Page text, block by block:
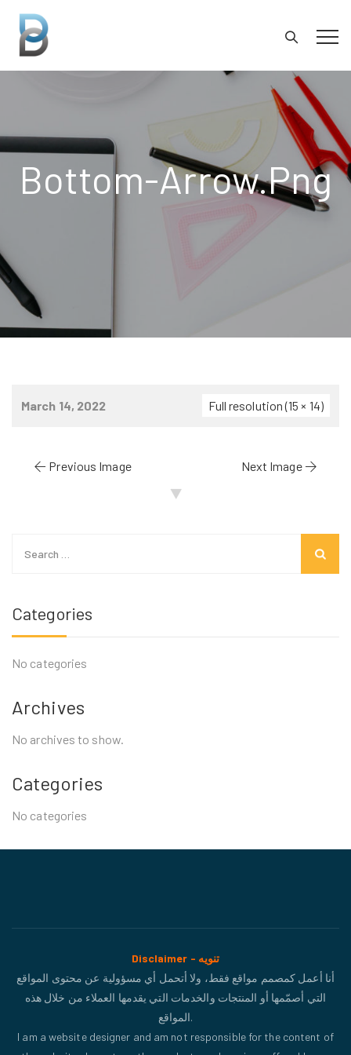
Bottom-Arrow.png
March 14, 2022 Full resolution (15 × 14)
Previous Image Next Image
for:
Categories
No categories
Archives
No archives to show.
Categories
No categories
Disclaimer - تنويه
أنا أعمل كمصمم مواقع فقط، ولا أتحمل أي مسؤولية عن محتوى المواقع
التي أصمّمها أو المنتجات والخدمات التي يقدمها العملاء من خلال هذه
المواقع.
I am a website designer and am not responsible for the content of